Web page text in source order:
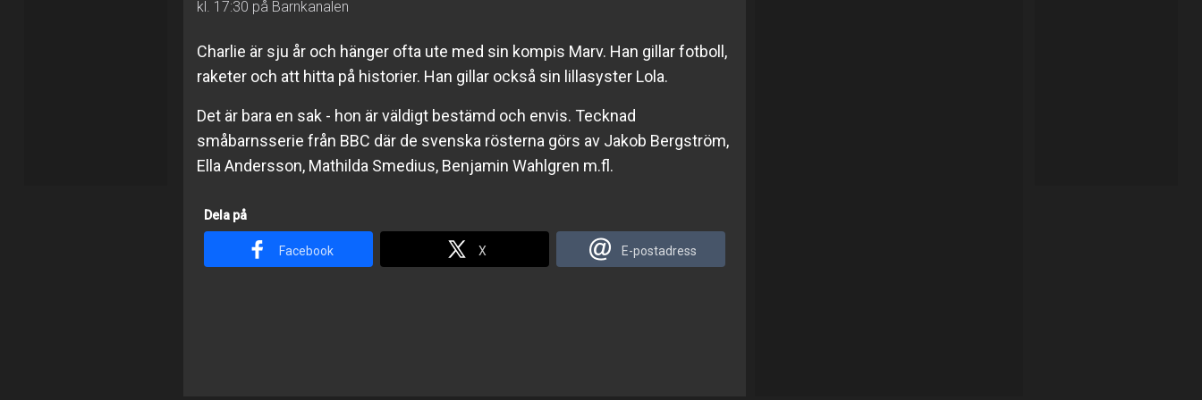
kl. 17:30 på Barnkanalen
Charlie är sju år och hänger ofta ute med sin kompis Marv. Han gillar fotboll,
raketer och att hitta på historier. Han gillar också sin lillasyster Lola.
Det är bara en sak - hon är väldigt bestämd och envis. Tecknad
småbarnsserie från BBC där de svenska rösterna görs av Jakob Bergström,
Ella Andersson, Mathilda Smedius, Benjamin Wahlgren m.fl.
Dela på
Facebook X E-postadress